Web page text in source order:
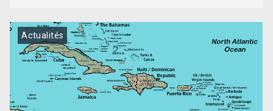
Actualités